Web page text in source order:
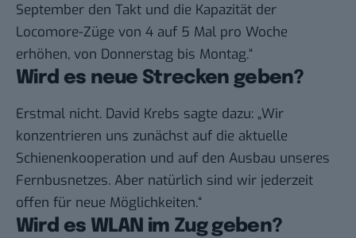
September den Takt und die Kapazität der
Locomore-Züge von 4 auf 5 Mal pro Woche
erhöhen, von Donnerstag bis Montag.“
Wird es neue Strecken geben?
Erstmal nicht. David Krebs sagte dazu: „Wir
konzentrieren uns zunächst auf die aktuelle
Schienenkooperation und auf den Ausbau unseres
Fernbusnetzes. Aber natürlich sind wir jederzeit
offen für neue Möglichkeiten.“
Wird es WLAN im Zug geben?